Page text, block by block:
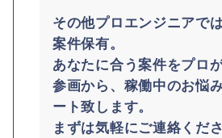
その他プロエンジニアで
案件保有。
あなたに合う案件をプロ
参画から、稼働中のお悩
ート致します。
まずは気軽にご連絡くださ